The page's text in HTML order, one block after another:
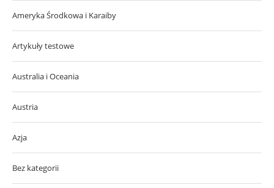
Ameryka Środkowa i Karaiby
Artykuły testowe
Australia i Oceania
Austria
Azja
Bez kategorii